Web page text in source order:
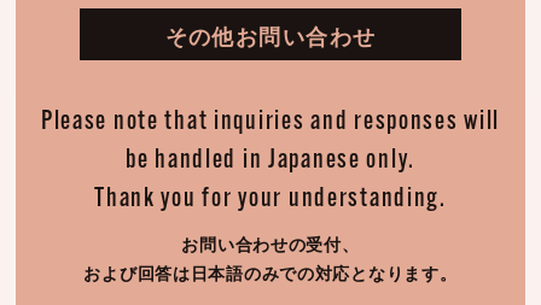
その他お問い合わせ
Please note that inquiries and responses will
be handled in Japanese only.
Thank you for your understanding.
お問い合わせの受付、
および回答は日本語のみでの対応となります。